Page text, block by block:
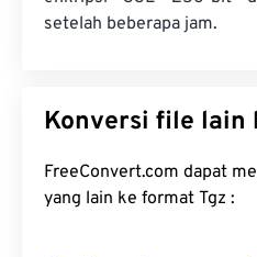
setelah beberapa jam.
FreeConvert.com dapat
yang lain ke format Tgz :